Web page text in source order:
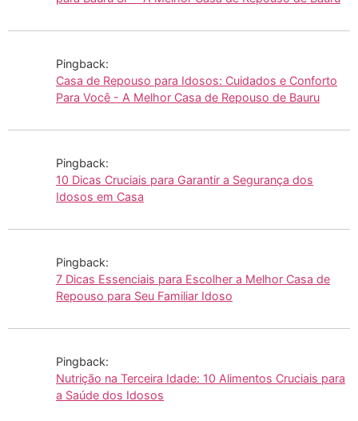
Pingback:
Casa de Repouso para Idosos: Cuidados e Conforto
Para Você - A Melhor Casa de Repouso de Bauru
Pingback:
10 Dicas Cruciais para Garantir a Segurança dos
Idosos em Casa
Pingback:
7 Dicas Essenciais para Escolher a Melhor Casa de
Repouso para Seu Familiar Idoso
Pingback:
Nutrição na Terceira Idade: 10 Alimentos Cruciais para
a Saúde dos Idosos